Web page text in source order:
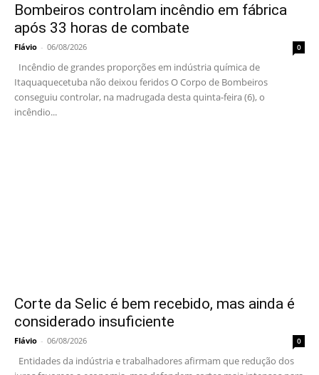
Bombeiros controlam incêndio em fábrica
após 33 horas de combate
Flávio - 06/08/2026 0
Incêndio de grandes proporções em indústria química de
Itaquaquecetuba não deixou feridos O Corpo de Bombeiros
conseguiu controlar, na madrugada desta quinta-feira (6), o
incêndio...
Corte da Selic é bem recebido, mas ainda é
considerado insuficiente
Flávio - 06/08/2026 0
Entidades da indústria e trabalhadores afirmam que redução dos